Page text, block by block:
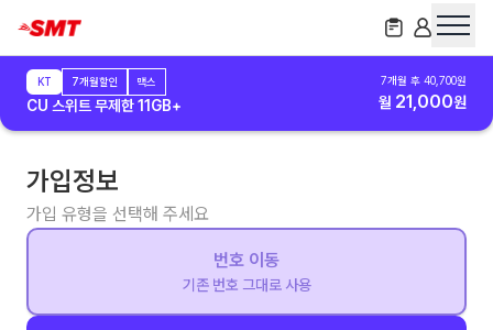
KT 7개월할인 맥스
CU 스위트 무제한 11GB+
7개월 후 40,700원
월 21,000원
가입정보
가입 유형을 선택해 주세요
번호 이동
기존 번호 그대로 사용